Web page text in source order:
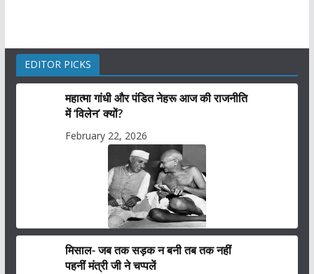
EDITOR PICKS
महात्मा गांधी और पंडित नेहरू आज की राजनीति
में ‘विलेन’ क्यों?
February 22, 2026
मिसाल- जब तक सड़क न बनी तब तक नहीं
पहनीं मंत्री जी ने चप्पलें